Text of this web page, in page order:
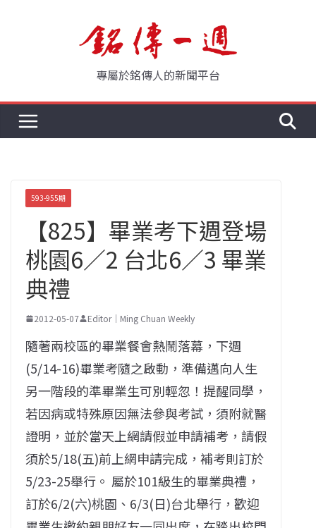
專屬於銘傳人的新聞平台
593-955期
【825】畢業考下週登場
桃園6／2 台北6／3 畢業
典禮
2012-05-07 Editor｜Ming Chuan Weekly
隨著兩校區的畢業餐會熱鬧落幕，下週
(5/14-16)畢業考隨之啟動，準備邁向人生
另一階段的準畢業生可別輕忽！提醒同學，
若因病或特殊原因無法參與考試，須附就醫
證明，並於當天上網請假並申請補考，請假
須於5/18(五)前上網申請完成，補考則訂於
5/23-25舉行。 屬於101級生的畢業典禮，
訂於6/2(六)桃園、6/3(日)台北舉行，歡迎